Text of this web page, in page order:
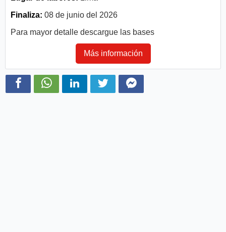
Finaliza: 08 de junio del 2026
Para mayor detalle descargue las bases
Más información